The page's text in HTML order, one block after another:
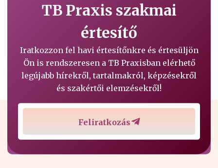
TB Praxis szakmai
értesítő
Iratkozzon fel havi értesítőnkre és értesüljön
Ön is rendszeresen a TB Praxisban elérhető
legújabb hírekről, tartalmakról, képzésekről
és szakértői elemzésekről!
Feliratkozás